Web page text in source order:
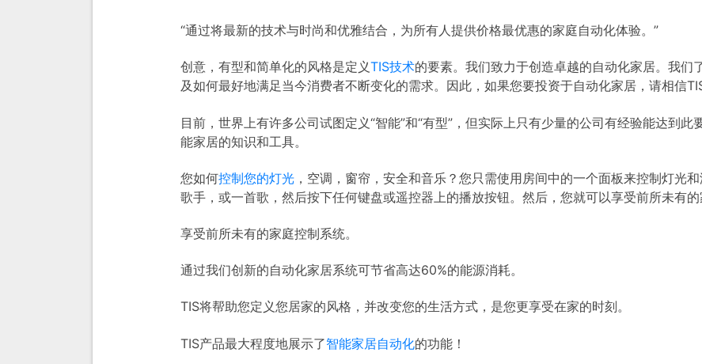
“通过将最新的技术与时尚和优雅结合，为所有人提供价格最优惠的家庭自动化体验。”
创意，有型和简单化的风格是定义TIS技术的要素。我们致力于创造卓越的自动化家居。我们
及如何最好地满足当今消费者不断变化的需求。因此，如果您要投资于自动化家居，请相信TIS
目前，世界上有许多公司试图定义“智能”和“有型”，但实际上只有少量的公司有经验能达到此
能家居的知识和工具。
您如何控制您的灯光 ，空调，窗帘，安全和音乐？您只需使用房间中的一个面板来控制灯光
歌手，或一首歌，然后按下任何键盘或遥控器上的播放按钮。然后，您就可以享受前所未有的
享受前所未有的家庭控制系统。
通过我们创新的自动化家居系统可节省高达60%的能源消耗。
TIS将帮助您定义您居家的风格，并改变您的生活方式，是您更享受在家的时刻。
TIS产品最大程度地展示了智能家居自动化的功能！